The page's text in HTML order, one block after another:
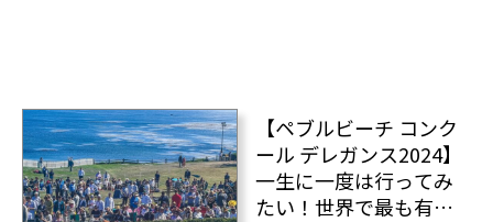
【ペブルビーチ コンク
ール デレガンス2024】
一生に一度は行ってみ
たい！世界で最も有名